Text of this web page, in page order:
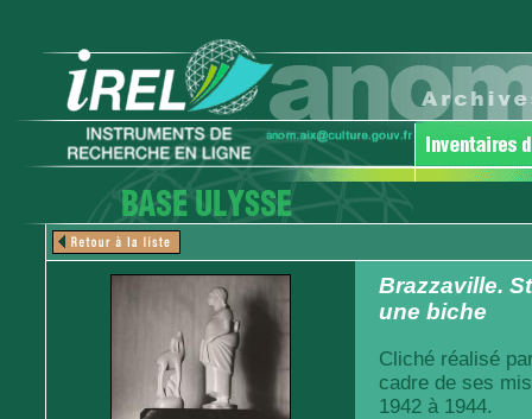
Brazzaville.
une biche
Cliché réalisé
cadre de ses
1942 à 1944.